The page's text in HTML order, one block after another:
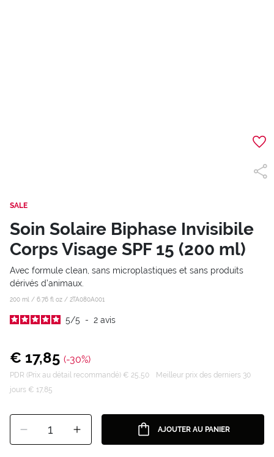
SALE
Soin Solaire Biphase Invisibile
Corps Visage SPF 15 (200 ml)
Avec formule clean, sans microplastiques et sans produits
dérivés d’animaux.
200 ml / 6.76 fl oz / 2TA080A001
5/5 - 2 avis
€ 17,85 (-30%)
PDR (Prix au détail recommandé) € 25,50
Meilleur prix des derniers 30
jours € 17,85
1 AJOUTER AU PANIER